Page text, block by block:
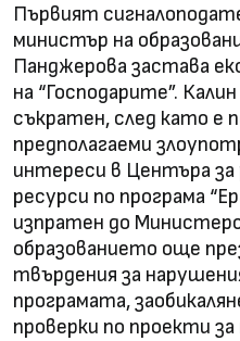
Първият
министър на
Панджерова застава
на “Господарите”.
съкратен, след като е
предполагаеми
интереси в Центъра
ресурси по програма
изпратен до
образованието още
твърдения за
програмата,
проверки по проекти